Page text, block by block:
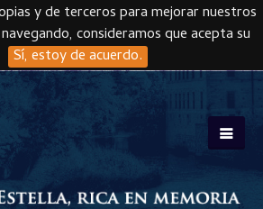
y de terceros para mejorar nuestros
consideramos que acepta su
Sí, estoy de acuerdo.